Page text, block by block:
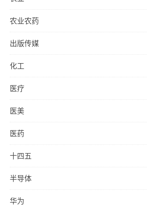
农业农药
出版传媒
化工
医疗
医美
医药
十四五
半导体
华为